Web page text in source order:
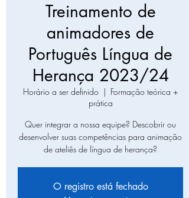
Treinamento de
animadores de
Português Língua de
Herança 2023/24
Horário a ser definido
  |
Formação teórica +
prática
Quer integrar a nossa equipe? Descobrir ou
desenvolver suas competências para animação
de ateliês de língua de herança?
O registro está fechado